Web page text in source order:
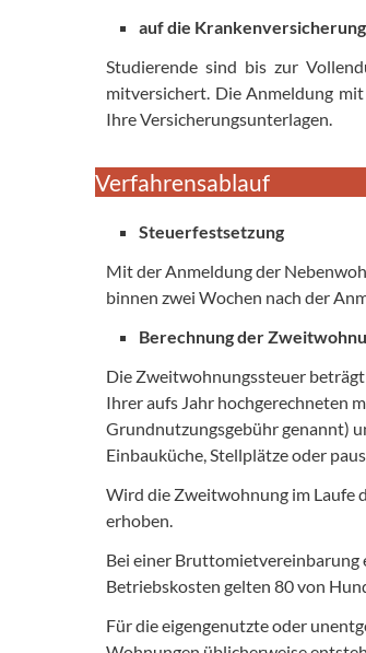
auf die
Studierende sind bis zur
mitversichert. Die Anmeldung
Ihre Versicherungsunterlagen.
Verfahrensablauf
Steuerfestsetzung
Mit der Anmeldung der
binnen zwei Wochen nach der
Berechnung der
Die Zweitwohnungssteuer
Ihrer aufs Jahr hochgerechneten
Grundnutzungsgebühr genannt)
Einbauküche, Stellplätze oder
Wird die Zweitwohnung im Laufe
erhoben.
Bei einer Bruttomietvereinbarung
Betriebskosten gelten 80 von
Für die eigengenutzte oder